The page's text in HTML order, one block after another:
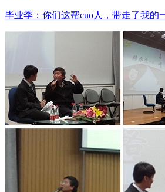
毕业季：你们这帮cuo人，带走了我的